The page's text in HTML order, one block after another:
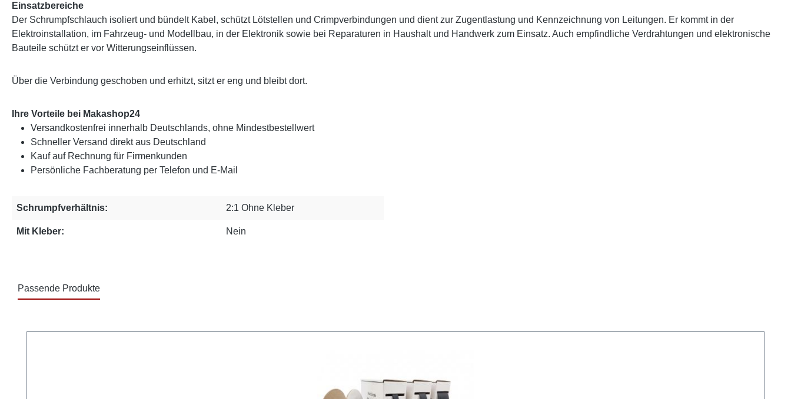
Einsatzbereiche
Der Schrumpfschlauch isoliert und bündelt Kabel, schützt Lötstellen und Crimpverbindungen und dient zur Zugentlastung und Kennzeichnung von Leitungen. Er kommt in der
Elektroinstallation, im Fahrzeug- und Modellbau, in der Elektronik sowie bei Reparaturen in Haushalt und Handwerk zum Einsatz. Auch empfindliche Verdrahtungen und elektronische
Bauteile schützt er vor Witterungseinflüssen.
Über die Verbindung geschoben und erhitzt, sitzt er eng und bleibt dort.
Ihre Vorteile bei Makashop24
Versandkostenfrei innerhalb Deutschlands, ohne Mindestbestellwert
Schneller Versand direkt aus Deutschland
Kauf auf Rechnung für Firmenkunden
Persönliche Fachberatung per Telefon und E-Mail
Schrumpfverhältnis: 2:1 Ohne Kleber
Mit Kleber: Nein
Passende Produkte